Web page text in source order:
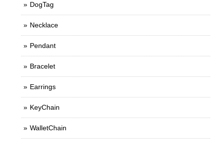
DogTag
Necklace
Pendant
Bracelet
Earrings
KeyChain
WalletChain